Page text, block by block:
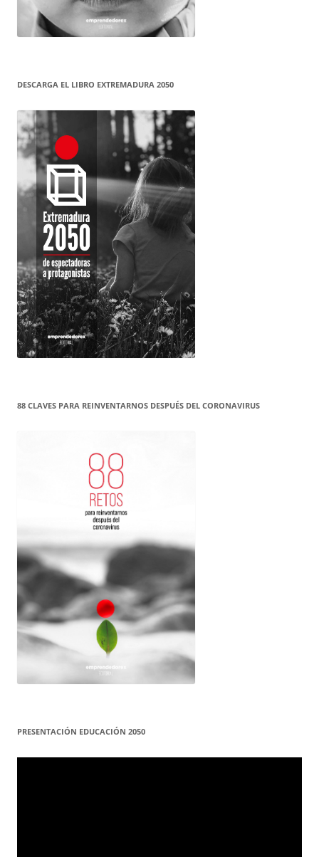
DESCARGA EL LIBRO EXTREMADURA 2050
88 CLAVES PARA REINVENTARNOS DESPUÉS DEL CORONAVIRUS
PRESENTACIÓN EDUCACIÓN 2050
Reproductor